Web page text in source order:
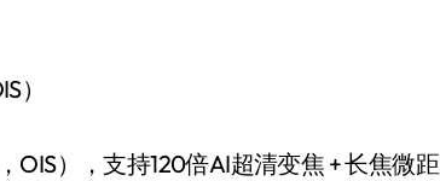
）
OIS），支持120倍AI超清变焦 + 长焦微距